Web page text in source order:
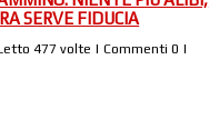
SERVE FIDUCIA
477 volte | Commenti 0 |